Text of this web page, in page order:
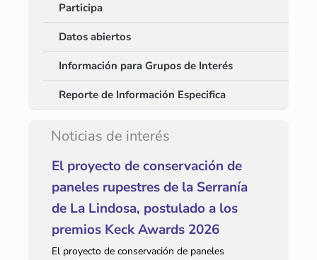
Participa
Datos abiertos
Información para Grupos de Interés
Reporte de Información Especifica
Noticias de interés
El proyecto de conservación de
paneles rupestres de la Serranía
de La Lindosa, postulado a los
premios Keck Awards 2026
El proyecto de conservación de paneles